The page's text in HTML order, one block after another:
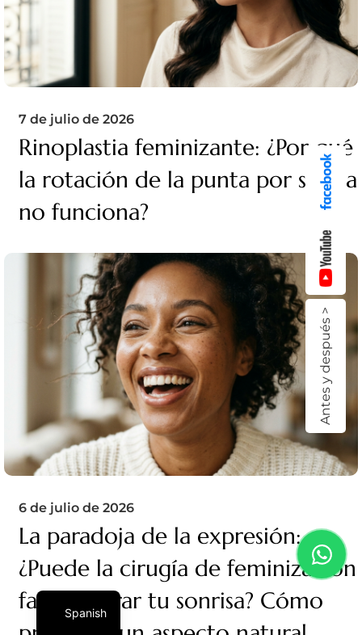
7 de julio de 2026
Rinoplastia feminizante: ¿Por qué
la rotación de la punta por sí sola
no funciona?
6 de julio de 2026
La paradoja de la expresión:
¿Puede la cirugía de feminización
facial borrar tu sonrisa? Cómo
Antes y después >
Spanish